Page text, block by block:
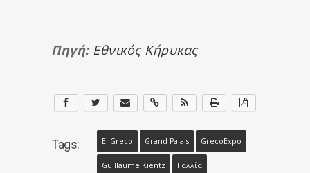
Πηγή: Εθνικός Κήρυκας
Tags: El Greco Grand Palais GrecoExpo
Guillaume Kientz Γαλλία